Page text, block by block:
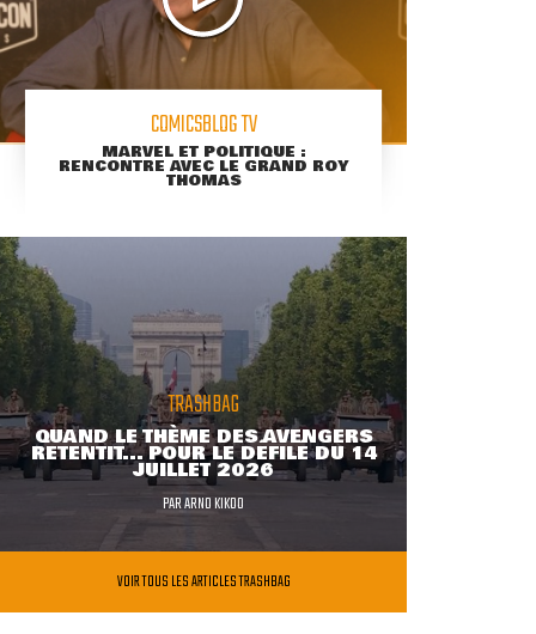
COMICSBLOG TV
MARVEL ET POLITIQUE :
RENCONTRE AVEC LE GRAND ROY
THOMAS
TRASHBAG
QUAND LE THÈME DES AVENGERS
RETENTIT... POUR LE DÉFILÉ DU 14
JUILLET 2026
PARARNO KIKOO
VOIR TOUS LES ARTICLES TRASHBAG